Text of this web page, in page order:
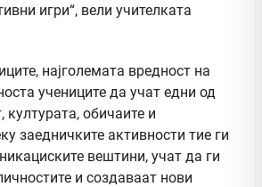
игри“, вели учителката
најголемата вредност на
учениците да учат едни од
културата, обичаите и
заедничките активности тие ги
вештини, учат да ги
и создаваат нови